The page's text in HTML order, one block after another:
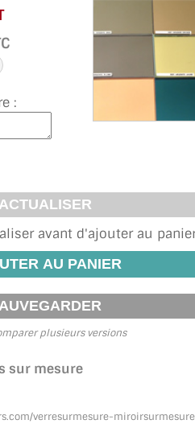
:
avant d'ajouter au
plusieurs versions
sur mesure
verresurmesure-